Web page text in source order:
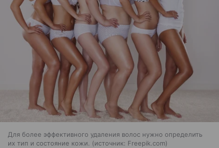
Для более эффективного удаления волос нужно определить
их тип и состояние кожи.
источник: Freepik.com